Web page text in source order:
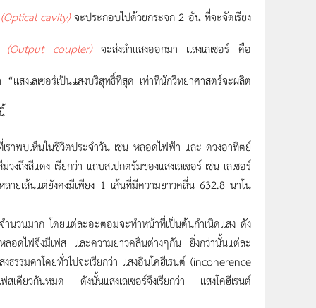
(Optical cavity)จะประกอบไปด้วยกระจก 2 อัน ที่จะจัดเรียง
(Output coupler)จะส่งลำแสงออกมา แสงเลเซอร์ คือ
สงเลเซอร์เป็นแสงบริสุทธิ์ที่สุด เท่าที่นักวิทยาศาสตร์จะผลิต
เราพบเห็นในชีวิตประจำวัน เช่น หลอดไฟฟ้า และ ดวงอาทิตย์
ถึงสีแดง เรียกว่า แถบสเปกตรัมของแสงเลเซอร์ เช่น เลเซอร์
ายเส้นแต่ยังคงมีเพียง 1 เส้นที่มีความยาวคลื่น 632.8 นาโน
นวนมาก โดยแต่ละอะตอมจะทำหน้าที่เป็นต้นกำเนิดแสง ดัง
อดไฟจึงมีเฟส และความยาวคลื่นต่างๆกัน ยิ่งกว่านั้นแต่ละ
รมดาโดยทั่วไปจะเรียกว่า แสงอินโคฮีเรนต์ (incoherence
สเดียวกันหมด ดังนั้นแสงเลเซอร์จึงเรียกว่า แสงโคฮีเรนต์